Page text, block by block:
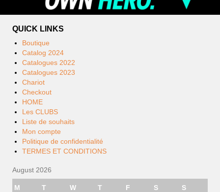
QUICK LINKS
Boutique
Catalog 2024
Catalogues 2022
Catalogues 2023
Chariot
Checkout
HOME
Les CLUBS
Liste de souhaits
Mon compte
Politique de confidentialité
TERMES ET CONDITIONS
August 2026
M T W T F S S